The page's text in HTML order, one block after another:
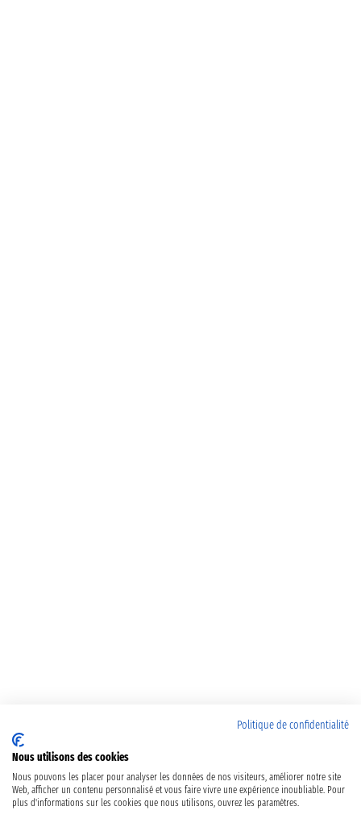
Politique de confidentialité
Nous utilisons des cookies
Nous pouvons les placer pour analyser les données de nos visiteurs, améliorer notre site
Web, afficher un contenu personnalisé et vous faire vivre une expérience inoubliable. Pour
plus d'informations sur les cookies que nous utilisons, ouvrez les paramètres.